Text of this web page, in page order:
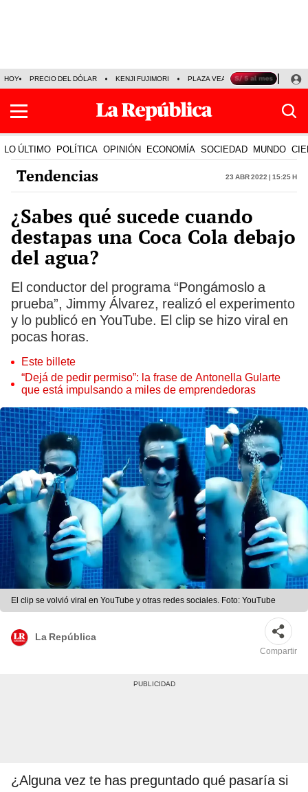
HOY PRECIO DEL DÓLAR KENJI FUJIMORI PLAZA VEA FERIADOS
LO ÚLTIMO POLÍTICA OPINIÓN ECONOMÍA SOCIEDAD MUNDO
Tendencias 23 Abr 2022 | 15:25 h
¿Sabes qué sucede cuando
destapas una Coca Cola debajo
del agua?
El conductor del programa “Pongámoslo a
prueba”, Jimmy Álvarez, realizó el experimento
y lo publicó en YouTube. El clip se hizo viral en
pocas horas.
Este billete
“Dejá de pedir permiso”: la frase de Antonella Gularte
que está impulsando a miles de emprendedoras
El clip se volvió viral en YouTube y otras redes sociales. Foto: YouTube
La República
Compartir
¿Alguna vez te has preguntado qué pasaría si